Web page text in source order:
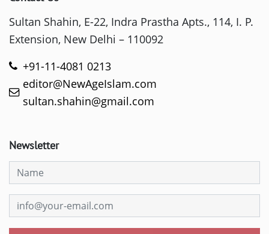
Sultan Shahin, E-22, Indra Prastha Apts., 114, I. P.
Extension, New Delhi – 110092
+91-11-4081 0213
editor@NewAgeIslam.com
sultan.shahin@gmail.com
Newsletter